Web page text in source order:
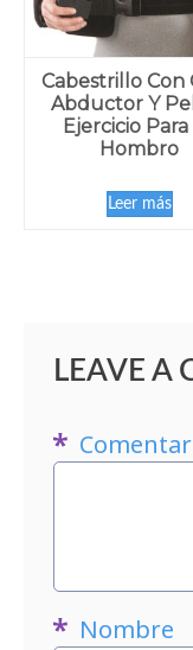
Cabestrillo Con
Abductor Y
Ejercicio Para
Hombro
Leer más
LEAVE A
Nombre